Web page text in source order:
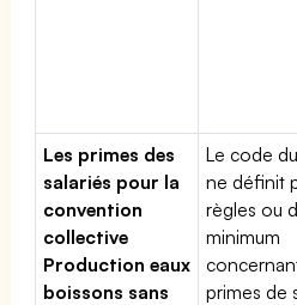
Les primes des
salariés pour la
convention
collective
Production eaux
boissons sans
Le code
ne définit
règles ou
minimum
primes de